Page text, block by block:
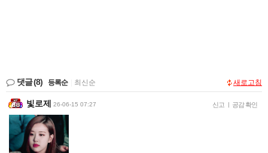
댓글(8) 등록순 최신순 새로고침
빛로제 26-06-15 07:27 신고 | 공감 확인